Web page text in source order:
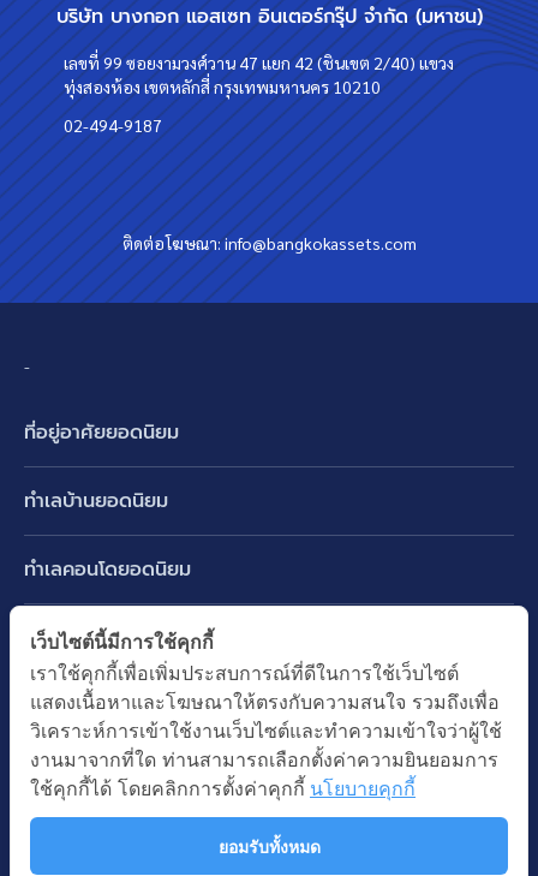
บริษัท บางกอก แอสเซท อินเตอร์กรุ๊ป จำกัด (มหาชน)
เลขที่ 99 ซอยงามวงศ์วาน 47 แยก 42 (ชินเขต 2/40) แขวง
ทุ่งสองห้อง เขตหลักสี่ กรุงเทพมหานคร 10210
02-494-9187
ติดต่อโฆษณา:info@bangkokassets.com
-
ที่อยู่อาศัยยอดนิยม
ทาวน์เฮ้าส์ ทาวน์โฮม
คอนโดมิเนียม
อาคารพาณิชย์ ตึกแถว
ที่ดินเปล่า
อพาร์ทเม้นท์ หอพัก
ออฟฟิต สำนักงาน
โรงงาน โกดัง
โรงแรม รีสอร์ท
ทำเลบ้านยอดนิยม
บางนา รามคำแหง 2
ปทุมธานี รังสิต ลำลูกกา
นนทบุรี บางใหญ่ บางบัวทอง
ทำเลคอนโดยอดนิยม
พระราม 9
อ่อนนุช ปุณณวิถี
รัชดาภิเษก ห้วยขวาง
ห้าแยกลาดพร้าว
ทำเล BTS ยอดนิยม
BTS ทองหล่อ
BTS เอกมัย
BTS พร้อมพงษ์
BTS อ่อนนุช
ทำเล MRT ยอดนิยม
MRT เพชรบุรี
MRT พระราม 9
คำค้นยอดนิยม
บ้านมือสอง
ซื้อบ้าน ขายบ้าน
นโยบายการใช้คุกกี้
เว็บไซต์นี้มีการใช้คุกกี้
เราใช้คุกกี้เพื่อเพิ่มประสบการณ์ที่ดีในการใช้เว็บไซต์
แสดงเนื้อหาและโฆษณาให้ตรงกับความสนใจ รวมถึงเพื่อ
วิเคราะห์การเข้าใช้งานเว็บไซต์และทำความเข้าใจว่าผู้ใช้
งานมาจากที่ใด ท่านสามารถเลือกตั้งค่าความยินยอมการ
ใช้คุกกี้ได้ โดยคลิกการตั้งค่าคุกกี้ นโยบายคุกกี้
ยอมรับทั้งหมด